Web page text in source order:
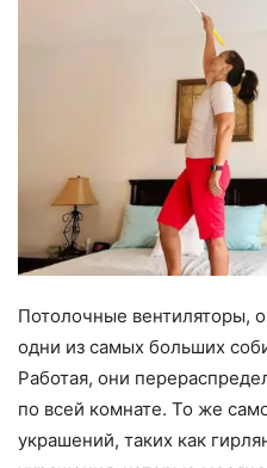
Потолочные вентиляторы,
одни из самых больших
Работая, они
по всей комнате. То же
украшений, таких как